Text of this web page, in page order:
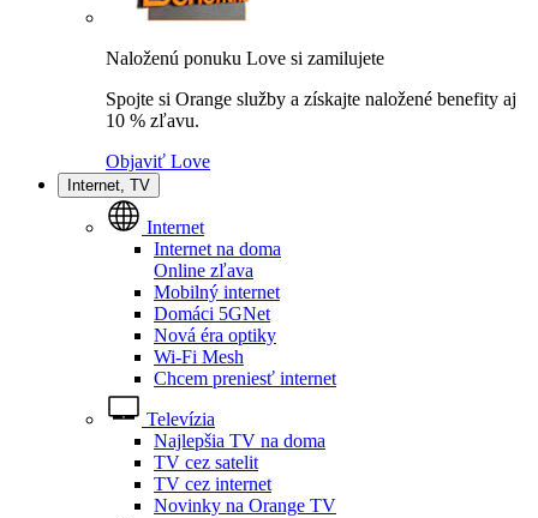
Naloženú ponuku Love si zamilujete
Spojte si Orange služby a získajte naložené benefity aj
10 % zľavu.
Objaviť Love
Internet, TV
Internet
Internet na doma
Online zľava
Mobilný internet
Domáci 5GNet
Nová éra optiky
Wi-Fi Mesh
Chcem preniesť internet
Televízia
Najlepšia TV na doma
TV cez satelit
TV cez internet
Novinky na Orange TV